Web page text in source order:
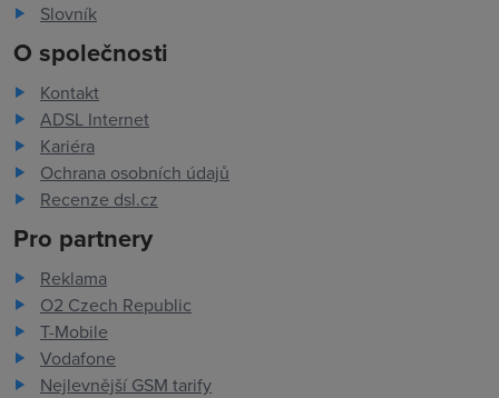
Slovník
O společnosti
Kontakt
ADSL Internet
Kariéra
Ochrana osobních údajů
Recenze dsl.cz
Pro partnery
Reklama
O2 Czech Republic
T-Mobile
Vodafone
Nejlevnější GSM tarify